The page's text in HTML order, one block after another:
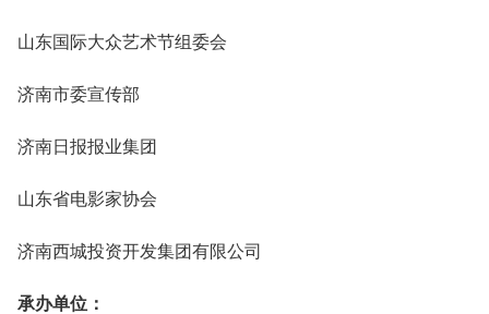
山东国际大众艺术节组委会
济南市委宣传部
济南日报报业集团
山东省电影家协会
济南西城投资开发集团有限公司
承办单位：